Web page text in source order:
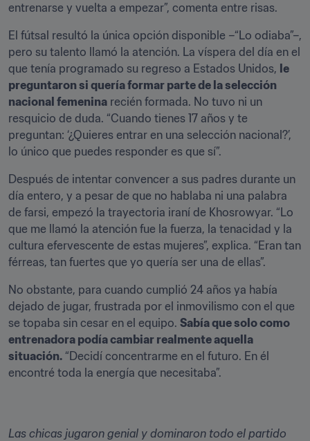
entrenarse y vuelta a empezar”, comenta entre risas.
El fútsal resultó la única opción disponible –“Lo odiaba”–,
pero su talento llamó la atención. La víspera del día en el
que tenía programado su regreso a Estados Unidos, le
preguntaron si quería formar parte de la selección
nacional femenina recién formada. No tuvo ni un
resquicio de duda. “Cuando tienes 17 años y te
preguntan: ‘¿Quieres entrar en una selección nacional?’,
lo único que puedes responder es que sí”.
Después de intentar convencer a sus padres durante un
día entero, y a pesar de que no hablaba ni una palabra
de farsi, empezó la trayectoria iraní de Khosrowyar. “Lo
que me llamó la atención fue la fuerza, la tenacidad y la
cultura efervescente de estas mujeres”, explica. “Eran tan
férreas, tan fuertes que yo quería ser una de ellas”.
No obstante, para cuando cumplió 24 años ya había
dejado de jugar, frustrada por el inmovilismo con el que
se topaba sin cesar en el equipo. Sabía que solo como
entrenadora podía cambiar realmente aquella
situación. “Decidí concentrarme en el futuro. En él
encontré toda la energía que necesitaba”.
Las chicas jugaron genial y dominaron todo el partido